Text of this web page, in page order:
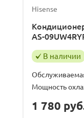
Hisense
AS-
В наличии
Мощность
1 780